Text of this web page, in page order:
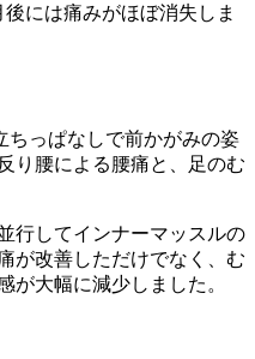
には痛みがほぼ消失しま
ちっぱなしで前かがみの姿
り腰による腰痛と、足のむ
行してインナーマッスルの
が改善しただけでなく、む
が大幅に減少しました。